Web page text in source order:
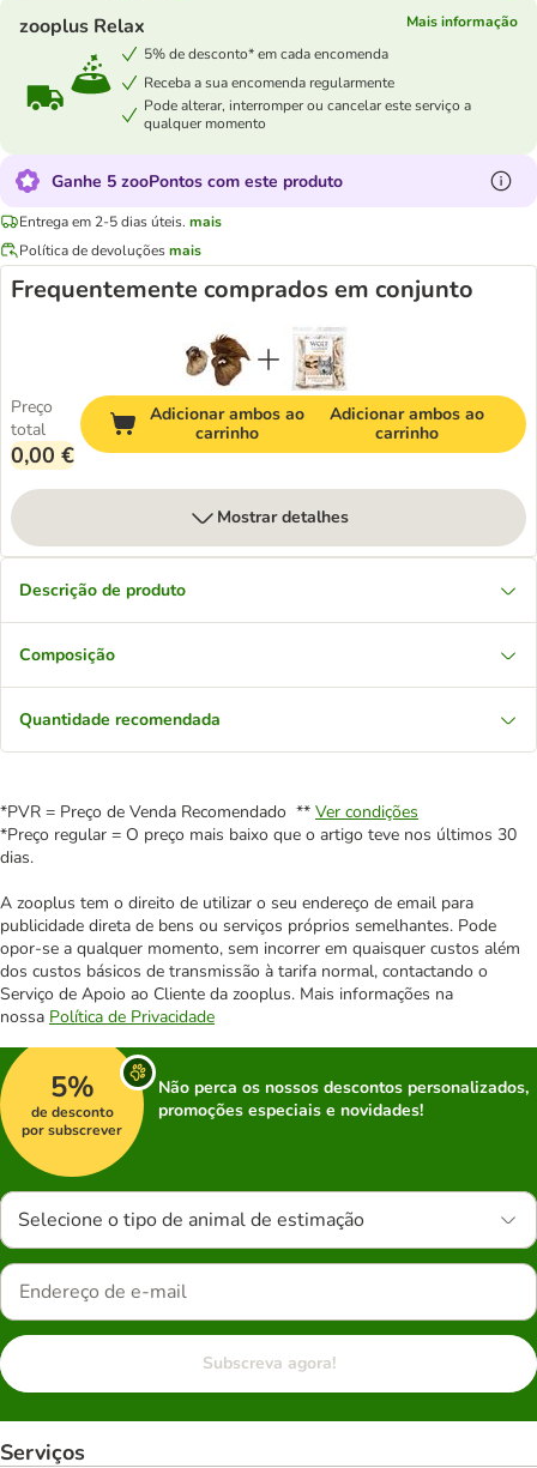
zooplus Relax
Mais informação
5% de desconto* em cada encomenda
Receba a sua encomenda regularmente
Pode alterar, interromper ou cancelar este serviço a
qualquer momento
Ganhe 5 zooPontos com este produto
Entrega em 2-5 dias úteis. mais
Política de devoluçõesmais
Frequentemente comprados em conjunto
Preço
total
0,00 €
Adicionar ambos ao
carrinho
Adicionar ambos ao
carrinho
Mostrar detalhes
Descrição de produto
Composição
Quantidade recomendada
*PVR = Preço de Venda Recomendado ** Ver condições
*Preço regular = O preço mais baixo que o artigo teve nos últimos 30
dias.
A zooplus tem o direito de utilizar o seu endereço de email para
publicidade direta de bens ou serviços próprios semelhantes. Pode
opor-se a qualquer momento, sem incorrer em quaisquer custos além
dos custos básicos de transmissão à tarifa normal, contactando o
Serviço de Apoio ao Cliente da zooplus. Mais informações na
nossa Política de Privacidade
5%
de desconto
por subscrever
Não perca os nossos descontos personalizados,
promoções especiais e novidades!
Selecione o tipo de animal de estimação
Subscreva agora!
Serviços